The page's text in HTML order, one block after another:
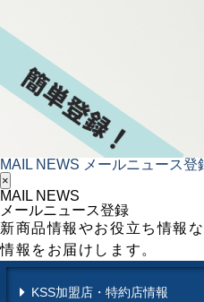
MAIL NEWS メールニュース登
×
MAIL NEWS
メールニュース登録
新商品情報やお役立ち情報
情報をお届けします。
KSS加盟店・特約店情報